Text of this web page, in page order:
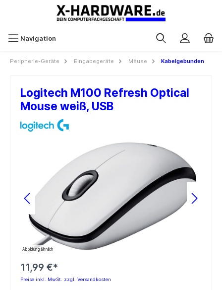
Navigation
Peripherie-Geräte Eingabegeräte Mäuse Kabelgebunden
Logitech M100 Refresh Optical
Mouse weiß, USB
Abbildung ähnlich
11,99 €*
Preise inkl. MwSt. zzgl. Versandkosten